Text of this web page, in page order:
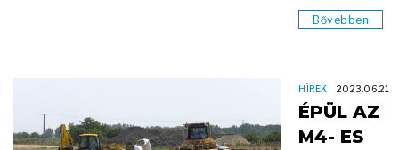
Bővebben
HÍREK 2023.06.21
ÉPÜL AZ
M4- ES